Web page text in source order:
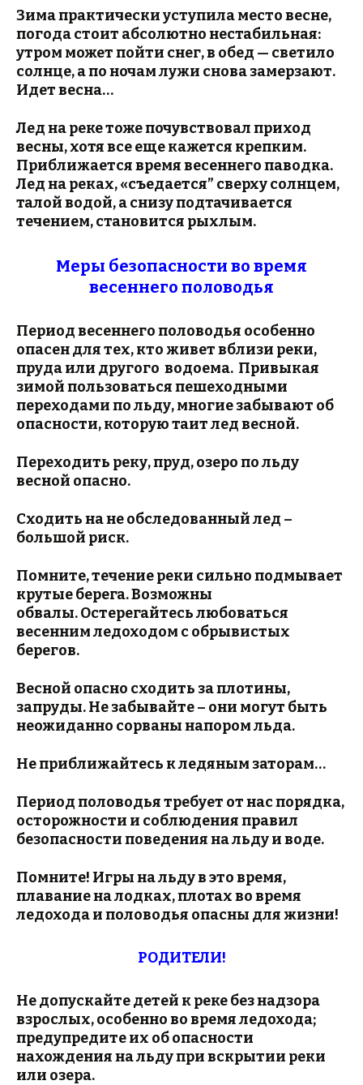
Зима практически уступила место весне,
погода стоит абсолютно нестабильная:
утром может пойти снег, в обед — светило
солнце, а по ночам лужи снова замерзают.
Идет весна…
Лед на реке тоже почувствовал приход
весны, хотя все еще кажется крепким.
Приближается время весеннего паводка.
Лед на реках, «съедается” сверху солнцем,
талой водой, а снизу подтачивается
течением, становится рыхлым.
Меры безопасности во время
весеннего половодья
Период весеннего половодья особенно
опасен для тех, кто живет вблизи реки,
пруда или другого водоема. Привыкая
зимой пользоваться пешеходными
переходами по льду, многие забывают об
опасности, которую таит лед весной.
Переходить реку, пруд, озеро по льду
весной опасно.
Сходить на не обследованный лед –
большой риск.
Помните, течение реки сильно подмывает
крутые берега. Возможны
обвалы. Остерегайтесь любоваться
весенним ледоходом с обрывистых
берегов.
Весной опасно сходить за плотины,
запруды. Не забывайте – они могут быть
неожиданно сорваны напором льда.
Не приближайтесь к ледяным заторам…
Период половодья требует от нас порядка,
осторожности и соблюдения правил
безопасности поведения на льду и воде.
Помните! Игры на льду в это время,
плавание на лодках, плотах во время
ледохода и половодья опасны для жизни!
РОДИТЕЛИ!
Не допускайте детей к реке без надзора
взрослых, особенно во время ледохода;
предупредите их об опасности
нахождения на льду при вскрытии реки
или озера.